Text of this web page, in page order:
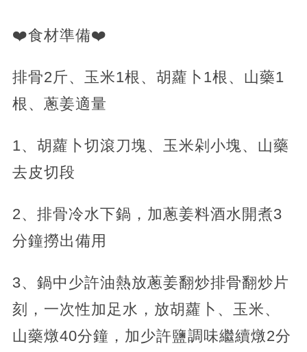
❤️食材準備❤️
排骨2斤、玉米1根、胡蘿卜1根、山藥1
根、蔥姜適量
1、胡蘿卜切滾刀塊、玉米剁小塊、山藥
去皮切段
2、排骨冷水下鍋，加蔥姜料酒水開煮3
分鐘撈出備用
3、鍋中少許油熱放蔥姜翻炒排骨翻炒片
刻，一次性加足水，放胡蘿卜、玉米、
山藥燉40分鐘，加少許鹽調味繼續燉2分